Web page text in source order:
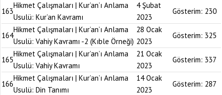
163
Hikmet Çalışmaları | Kur’an’ı Anlama
Usulü: Kur’an Kavramı
4 Şubat
2023
Gösterim: 230
164
Hikmet Çalışmaları | Kur’an’ı Anlama
Usulü: Vahiy Kavramı -2 (Kıble Örneği)
28 Ocak
2023
Gösterim: 325
165
Hikmet Çalışmaları | Kur’an’ı Anlama
Usulü: Vahiy Kavramı
21 Ocak
2023
Gösterim: 337
166
Hikmet Çalışmaları | Kur’an’ı Anlama
Usulü: Din Tanımı
14 Ocak
2023
Gösterim: 287